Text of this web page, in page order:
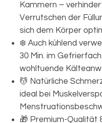
Kammern –
Verrutschen der
sich dem Körper
❄️ Auch kühlend
30 Min. im
wohltuende
💆 Natürliche
ideal bei
🎁 Premium-Qualität